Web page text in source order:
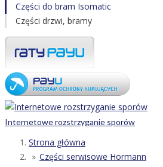
Części do bram Isomatic
Części drzwi, bramy
Internetowe rozstrzyganie sporów
Strona główna
Części serwisowe Hormann